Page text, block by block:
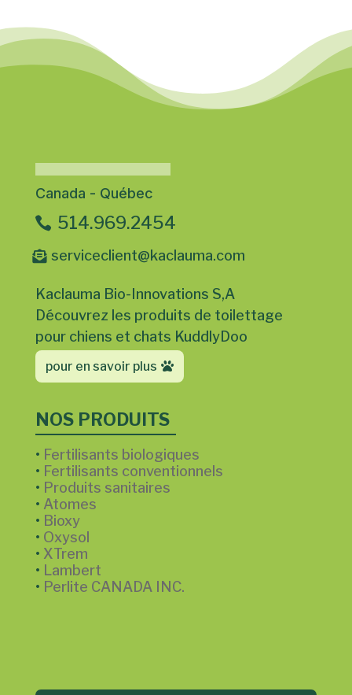
Canada - Québec
514.969.2454
serviceclient@kaclauma.com
Kaclauma Bio-Innovations S,A
Découvrez les produits de toilettage
pour chiens et chats KuddlyDoo
pour en savoir plus
NOS PRODUITS
• Fertilisants biologiques
• Fertilisants conventionnels
• Produits sanitaires
• Atomes
• Bioxy
• Oxysol
• XTrem
• Lambert
• Perlite CANADA INC.